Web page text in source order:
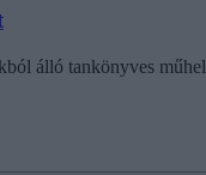
álló tankönyves